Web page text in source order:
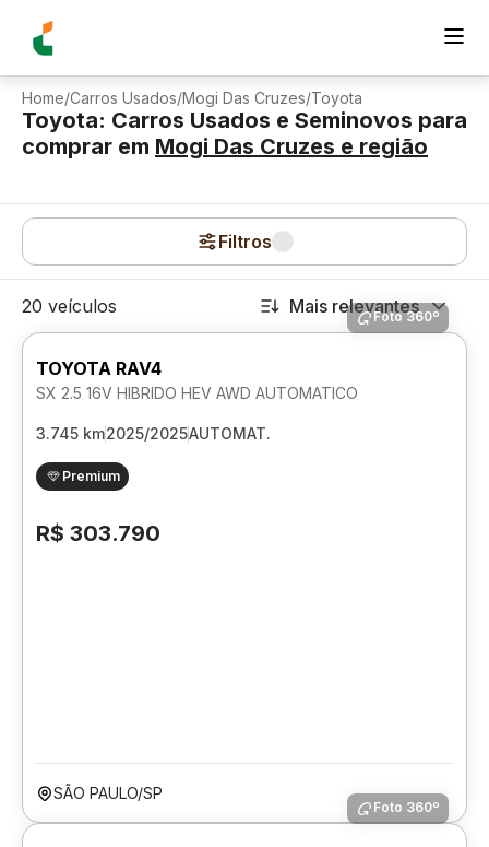
Home/Carros Usados/Mogi Das Cruzes/Toyota
Toyota: Carros Usados e Seminovos para
comprar em Mogi Das Cruzes e região
Filtros
20 veículos Mais relevantes
Foto 360º
TOYOTA RAV4
SX 2.5 16V HIBRIDO HEV AWD AUTOMATICO
3.745 km2025/2025AUTOMAT.
Premium
R$ 303.790
SÃO PAULO/SP
Foto 360º